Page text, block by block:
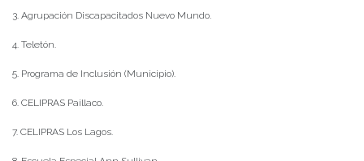
3. Agrupación Discapacitados Nuevo Mundo.
4. Teletón.
5. Programa de Inclusión (Municipio).
6. CELIPRAS Paillaco.
7. CELIPRAS Los Lagos.